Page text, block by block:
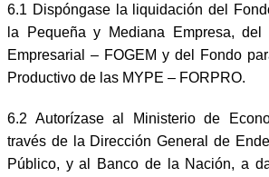
6.1 Dispóngase la liquidación del
la Pequeña y Mediana Empresa, del
Empresarial – FOGEM y del Fondo
Productivo de las MYPE – FORPRO.
6.2 Autorízase al Ministerio de
través de la Dirección General de
Público, y al Banco de la Nación, a